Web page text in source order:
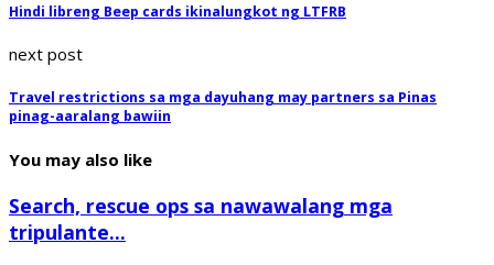
Hindi libreng Beep cards ikinalungkot ng LTFRB
next post
Travel restrictions sa mga dayuhang may partners sa Pinas
pinag-aaralang bawiin
You may also like
Search, rescue ops sa nawawalang mga
tripulante...